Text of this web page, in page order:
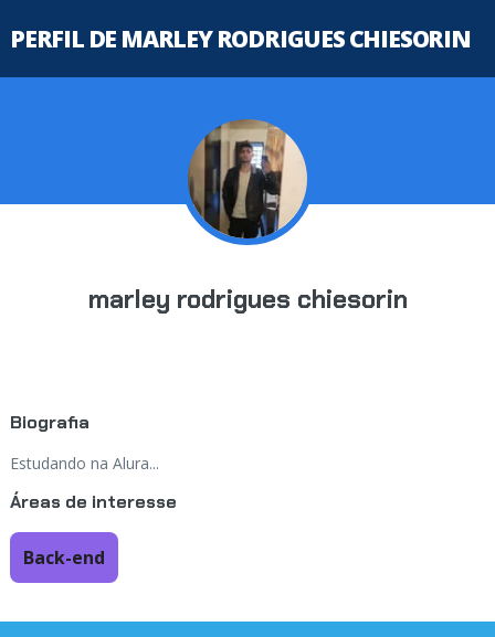
PERFIL DE MARLEY RODRIGUES CHIESORIN
marley rodrigues chiesorin
Biografia
Estudando na Alura...
Áreas de interesse
Back-end